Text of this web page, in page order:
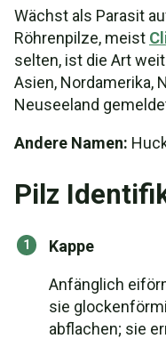
Wächst als Parasit
Röhrenpilze, meist
selten, ist die Art
Asien, Nordamerika,
Neuseeland
Andere Namen:
Pilz
Kappe
Anfänglich
sie
abflachen; sie